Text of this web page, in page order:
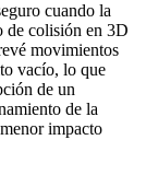
cuando la
de colisión en 3D
movimientos
vacío, lo que
de un
de la
impacto